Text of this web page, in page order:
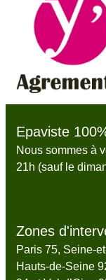
Epaviste
Nous sommes à
21h (sauf le
Zones
Paris 75, Seine-
Hauts-de-Seine